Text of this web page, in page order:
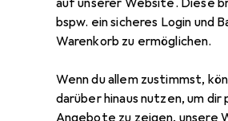
auf unserer Website. Diese
bspw. ein sicheres Login und
Warenkorb zu ermöglichen.
Wenn du allem zustimmst,
darüber hinaus nutzen, um
Angebote zu zeigen, unsere